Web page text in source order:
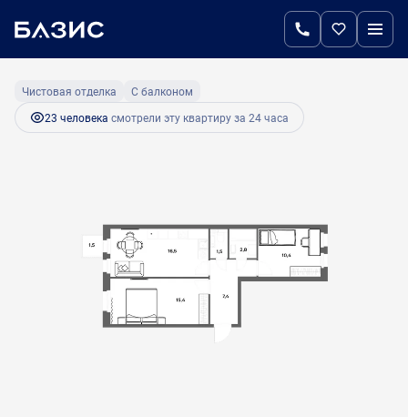
2-комнатная 10 627 500 руб.
Ипотекаот 50 911 руб.
Чистовая отделка
С балконом
23 человекa смотрели эту квартиру за 24 часа